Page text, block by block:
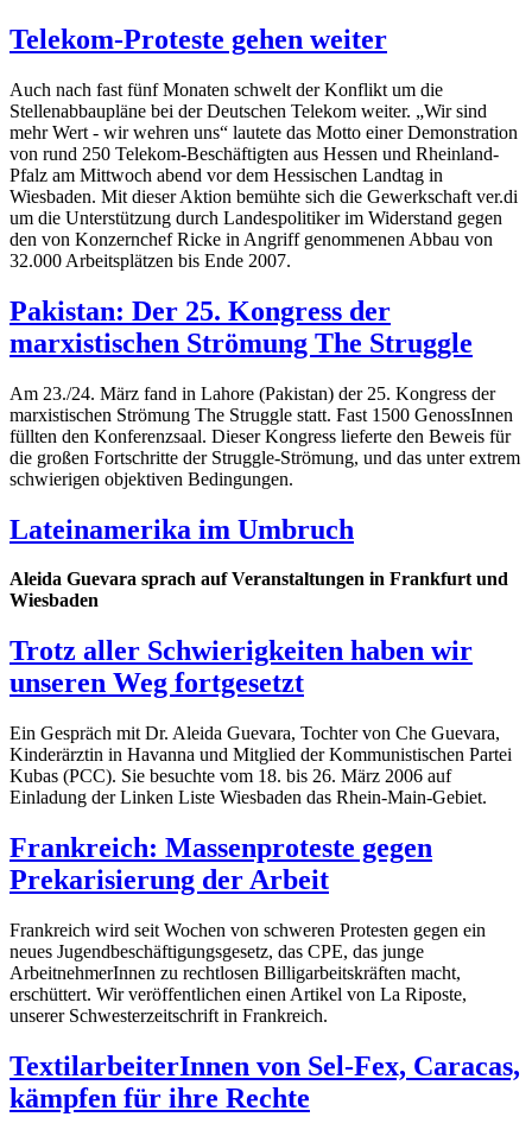
Telekom-Proteste gehen weiter
Auch nach fast fünf Monaten schwelt der Konflikt um die
Stellenabbaupläne bei der Deutschen Telekom weiter. „Wir sind
mehr Wert - wir wehren uns“ lautete das Motto einer Demonstration
von rund 250 Telekom-Beschäftigten aus Hessen und Rheinland-
Pfalz am Mittwoch abend vor dem Hessischen Landtag in
Wiesbaden. Mit dieser Aktion bemühte sich die Gewerkschaft ver.di
um die Unterstützung durch Landespolitiker im Widerstand gegen
den von Konzernchef Ricke in Angriff genommenen Abbau von
32.000 Arbeitsplätzen bis Ende 2007.
Pakistan: Der 25. Kongress der
marxistischen Strömung The Struggle
Am 23./24. März fand in Lahore (Pakistan) der 25. Kongress der
marxistischen Strömung The Struggle statt. Fast 1500 GenossInnen
füllten den Konferenzsaal. Dieser Kongress lieferte den Beweis für
die großen Fortschritte der Struggle-Strömung, und das unter extrem
schwierigen objektiven Bedingungen.
Lateinamerika im Umbruch
Aleida Guevara sprach auf Veranstaltungen in Frankfurt und
Wiesbaden
Trotz aller Schwierigkeiten haben wir
unseren Weg fortgesetzt
Ein Gespräch mit Dr. Aleida Guevara, Tochter von Che Guevara,
Kinderärztin in Havanna und Mitglied der Kommunistischen Partei
Kubas (PCC). Sie besuchte vom 18. bis 26. März 2006 auf
Einladung der Linken Liste Wiesbaden das Rhein-Main-Gebiet.
Frankreich: Massenproteste gegen
Prekarisierung der Arbeit
Frankreich wird seit Wochen von schweren Protesten gegen ein
neues Jugendbeschäftigungsgesetz, das CPE, das junge
ArbeitnehmerInnen zu rechtlosen Billigarbeitskräften macht,
erschüttert. Wir veröffentlichen einen Artikel von La Riposte,
unserer Schwesterzeitschrift in Frankreich.
TextilarbeiterInnen von Sel-Fex, Caracas,
kämpfen für ihre Rechte